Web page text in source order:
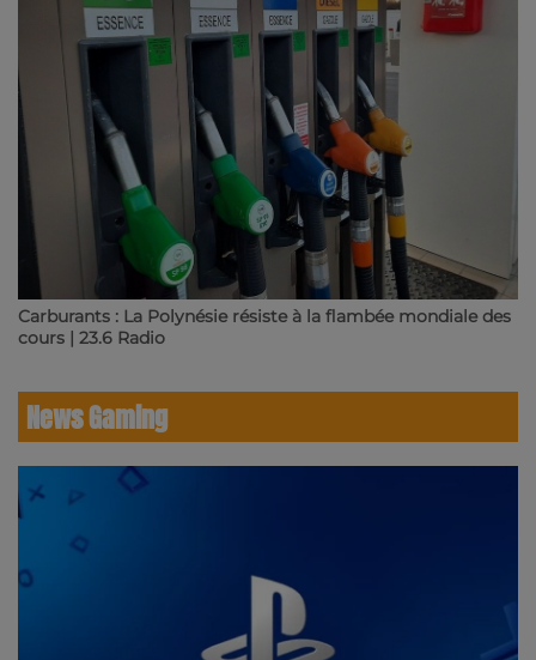
Carburants : La Polynésie résiste à la flambée mondiale des
cours | 23.6 Radio
News Gaming